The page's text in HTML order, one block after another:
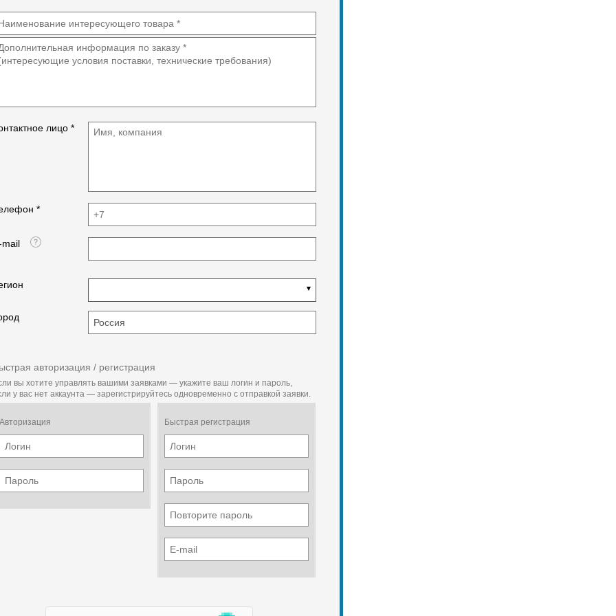
лицо *
*
mail
авторизация / регистрация
вы хотите управлять вашими заявками — укажите ваш логин и пароль,
у вас нет аккаунта — зарегистрируйтесь одновременно с отправкой заявки.
Авторизация Быстрая регистрация